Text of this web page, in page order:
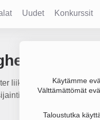
Uudet Konkurssit
Käytämme
Välttämättömät
Taloustutka
Ab
liikevaihto on 201 000
Finström. Yrityksen